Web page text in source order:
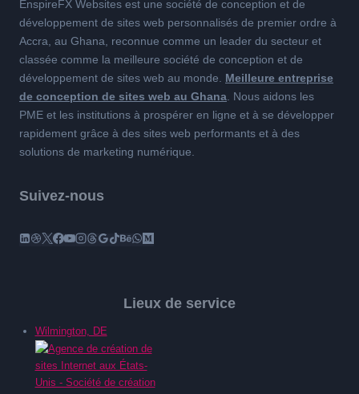
EnspireFX Websites est une société de conception et de
développement de sites web personnalisés de premier ordre à
Accra, au Ghana, reconnue comme un leader du secteur et
classée comme la meilleure société de conception et de
développement de sites web au monde. Meilleure entreprise
de conception de sites web au Ghana . Nous aidons les
PME et les institutions à prospérer en ligne et à se développer
rapidement grâce à des sites web performants et à des
solutions de marketing numérique.
Suivez-nous
Lieux de service
Wilmington, DE